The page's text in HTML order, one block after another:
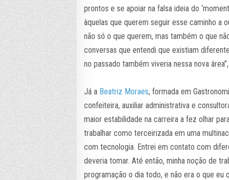
prontos e se apoiar na falsa ideia do
àquelas que querem seguir esse caminho a
não só o que querem, mas também o que
conversas que entendi que existiam
no passado também viveria nessa nova
Já a Beatriz Moraes, formada em
confeiteira, auxiliar administrativa e
maior estabilidade na carreira a fez olhar
trabalhar como terceirizada em uma
com tecnologia. Entrei em contato com
deveria tomar. Até então, minha noção de
programação o dia todo, e não era o que eu